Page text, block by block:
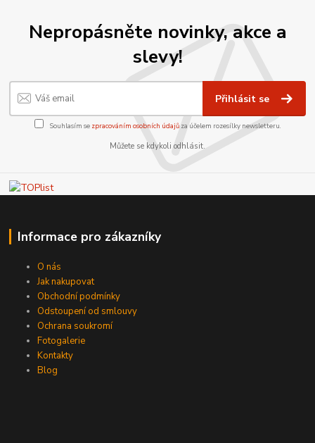
Nepropásněte novinky, akce a
slevy!
Přihlásit se
Souhlasím se zpracováním osobních údajůza účelem rozesílky newsletteru.
Můžete se kdykoli odhlásit.
Informace pro zákazníky
O nás
Jak nakupovat
Obchodní podmínky
Odstoupení od smlouvy
Ochrana soukromí
Fotogalerie
Kontakty
Blog